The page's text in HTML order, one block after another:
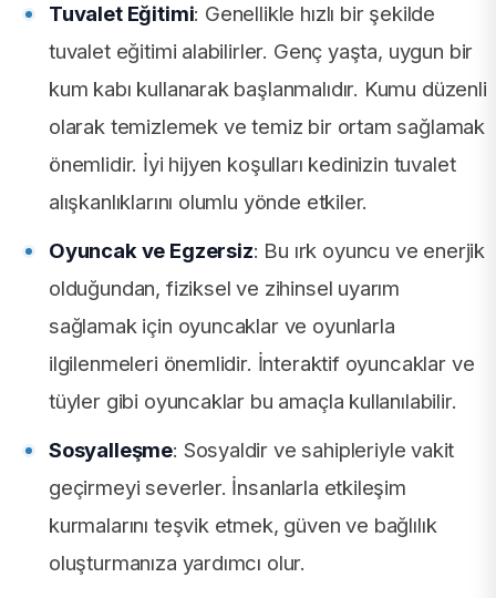
Tuvalet Eğitimi: Genellikle hızlı bir şekilde
tuvalet eğitimi alabilirler. Genç yaşta, uygun bir
kum kabı kullanarak başlanmalıdır. Kumu düzenli
olarak temizlemek ve temiz bir ortam sağlamak
önemlidir. İyi hijyen koşulları kedinizin tuvalet
alışkanlıklarını olumlu yönde etkiler.
Oyuncak ve Egzersiz: Bu ırk oyuncu ve enerjik
olduğundan, fiziksel ve zihinsel uyarım
sağlamak için oyuncaklar ve oyunlarla
ilgilenmeleri önemlidir. İnteraktif oyuncaklar ve
tüyler gibi oyuncaklar bu amaçla kullanılabilir.
Sosyalleşme: Sosyaldir ve sahipleriyle vakit
geçirmeyi severler. İnsanlarla etkileşim
kurmalarını teşvik etmek, güven ve bağlılık
oluşturmanıza yardımcı olur.